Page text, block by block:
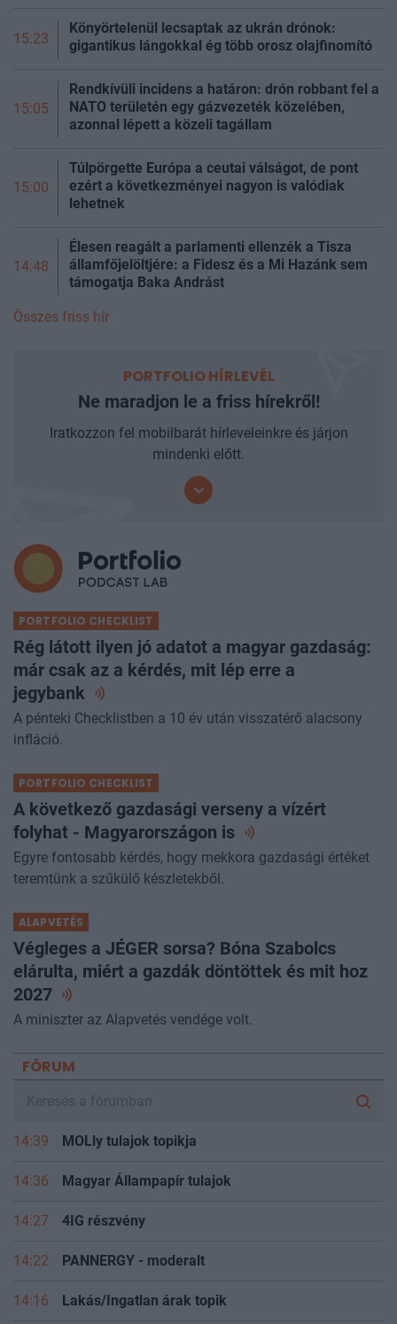
15:23
Könyörtelenül lecsaptak az ukrán drónok:
gigantikus lángokkal ég több orosz olajfinomító
15:05
Rendkívüli incidens a határon: drón robbant fel a
NATO területén egy gázvezeték közelében,
azonnal lépett a közeli tagállam
15:00
Túlpörgette Európa a ceutai válságot, de pont
ezért a következményei nagyon is valódiak
lehetnek
14:48
Élesen reagált a parlamenti ellenzék a Tisza
államfőjelöltjére: a Fidesz és a Mi Hazánk sem
támogatja Baka Andrást
Összes friss hír
PORTFOLIO HÍRLEVÉL
Ne maradjon le a friss hírekről!
Iratkozzon fel mobilbarát hírleveleinkre és járjon
mindenki előtt.
PORTFOLIO CHECKLIST
Rég látott ilyen jó adatot a magyar gazdaság:
már csak az a kérdés, mit lép erre a
jegybank
A pénteki Checklistben a 10 év után visszatérő alacsony
infláció.
PORTFOLIO CHECKLIST
A következő gazdasági verseny a vízért
folyhat - Magyarországon is
Egyre fontosabb kérdés, hogy mekkora gazdasági értéket
teremtünk a szűkülő készletekből.
ALAPVETÉS
Végleges a JÉGER sorsa? Bóna Szabolcs
elárulta, miért a gazdák döntöttek és mit hoz
2027
A miniszter az Alapvetés vendége volt.
FÓRUM
14:39 MOLly tulajok topikja
14:36 Magyar Állampapír tulajok
14:27 4IG részvény
14:22 PANNERGY - moderalt
14:16 Lakás/Ingatlan árak topik